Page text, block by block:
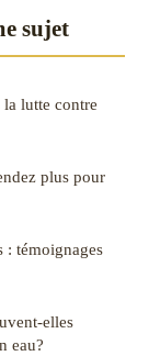
sujet
lutte contre
plus pour
: témoignages
elles
eau?